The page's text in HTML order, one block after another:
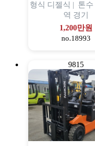
형식 디젤식 | 톤수
역 경기
1,200만원
no.18993
9815